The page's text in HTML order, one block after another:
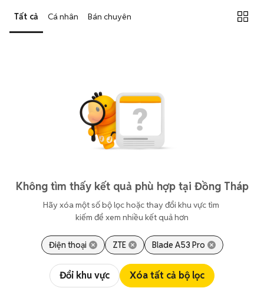
Tất cả Cá nhân Bán chuyên
Không tìm thấy kết quả phù hợp tại Đồng Tháp
Hãy xóa một số bộ lọc hoặc thay đổi khu vực tìm
kiếm để xem nhiều kết quả hơn
Điện thoại ZTE Blade A53 Pro
Đổi khu vực Xóa tất cả bộ lọc